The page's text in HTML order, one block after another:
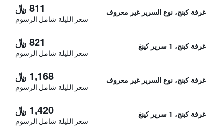
غرفة كينج، نوع السرير غير معروف 811 ﷼
سعر الليلة شامل الرسوم
غرفة كينج، 1 سرير كينغ 821 ﷼
سعر الليلة شامل الرسوم
غرفة كينج، نوع السرير غير معروف 1,168 ﷼
سعر الليلة شامل الرسوم
غرفة كينج، 1 سرير كينغ 1,420 ﷼
سعر الليلة شامل الرسوم